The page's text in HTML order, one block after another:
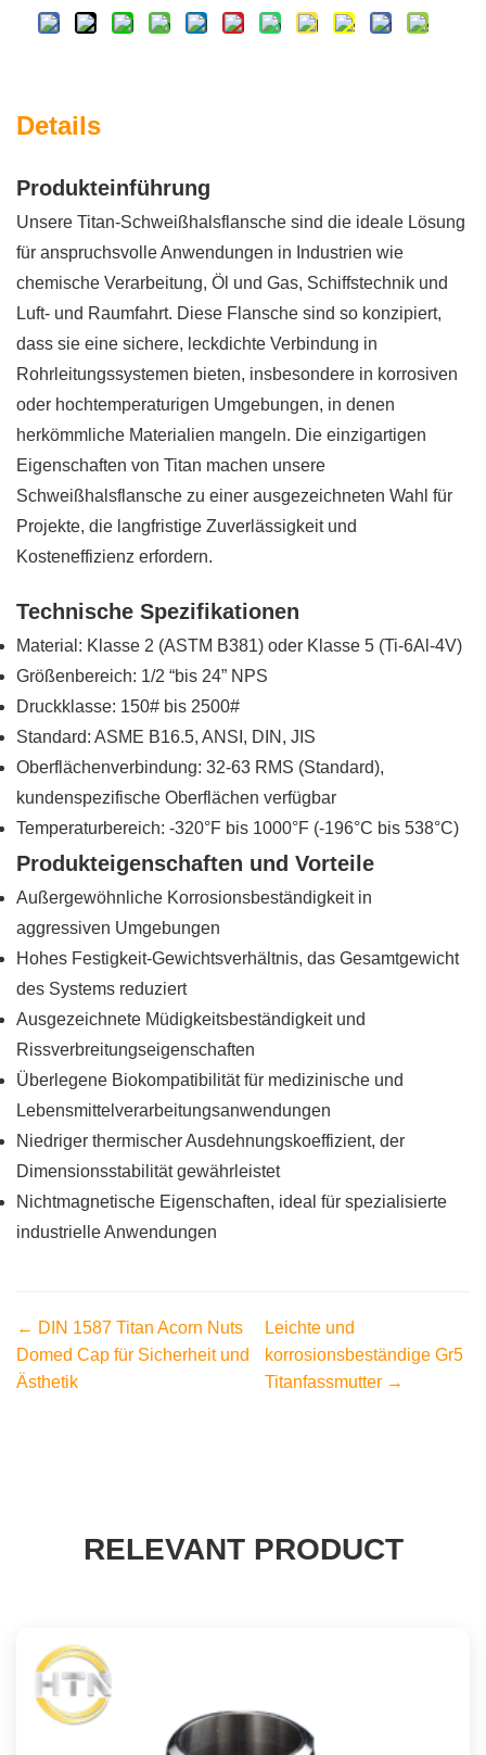
Details
Produkteinführung
Unsere Titan-Schweißhalsflansche sind die ideale Lösung
für anspruchsvolle Anwendungen in Industrien wie
chemische Verarbeitung, Öl und Gas, Schiffstechnik und
Luft- und Raumfahrt. Diese Flansche sind so konzipiert,
dass sie eine sichere, leckdichte Verbindung in
Rohrleitungssystemen bieten, insbesondere in korrosiven
oder hochtemperaturigen Umgebungen, in denen
herkömmliche Materialien mangeln. Die einzigartigen
Eigenschaften von Titan machen unsere
Schweißhalsflansche zu einer ausgezeichneten Wahl für
Projekte, die langfristige Zuverlässigkeit und
Kosteneffizienz erfordern.
Technische Spezifikationen
Material: Klasse 2 (ASTM B381) oder Klasse 5 (Ti-6Al-4V)
Größenbereich: 1/2 “bis 24” NPS
Druckklasse: 150# bis 2500#
Standard: ASME B16.5, ANSI, DIN, JIS
Oberflächenverbindung: 32-63 RMS (Standard),
kundenspezifische Oberflächen verfügbar
Temperaturbereich: -320°F bis 1000°F (-196°C bis 538°C)
Produkteigenschaften und Vorteile
Außergewöhnliche Korrosionsbeständigkeit in
aggressiven Umgebungen
Hohes Festigkeit-Gewichtsverhältnis, das Gesamtgewicht
des Systems reduziert
Ausgezeichnete Müdigkeitsbeständigkeit und
Rissverbreitungseigenschaften
Überlegene Biokompatibilität für medizinische und
Lebensmittelverarbeitungsanwendungen
Niedriger thermischer Ausdehnungskoeffizient, der
Dimensionsstabilität gewährleistet
Nichtmagnetische Eigenschaften, ideal für spezialisierte
industrielle Anwendungen
← DIN 1587 Titan Acorn Nuts
Domed Cap für Sicherheit und
Ästhetik
Leichte und
korrosionsbeständige Gr5
Titanfassmutter →
RELEVANT PRODUCT